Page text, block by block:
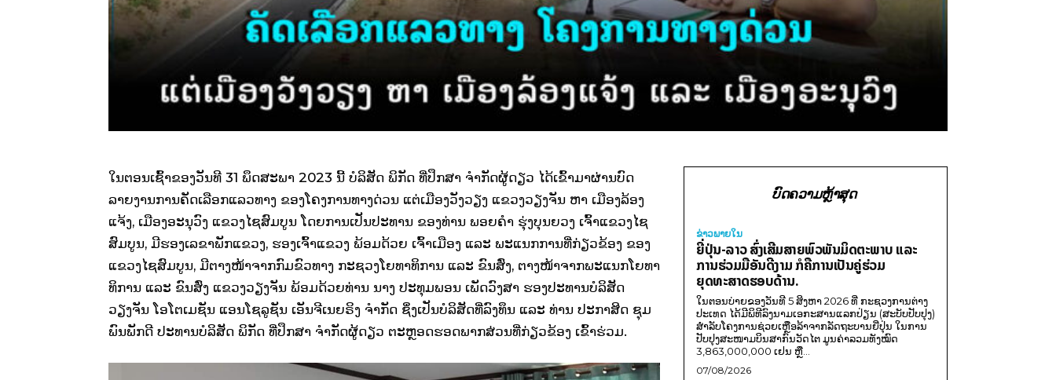
ໃນຕອນເຊົ້າຂອງວັນທີ 31 ພຶດສະພາ 2023 ນີ້ ບໍລິສັດ ພິກັດ ທີ່ປຶກສາ ຈໍາກັດຜູ້ດຽວ ໄດ້ເຂົ້າມາຜ່ານບົດ
ລາຍງານການຄັດເລືອກແລວທາງ ຂອງໂຄງການທາງດ່ວນ ແຕ່ເມືອງວັງວຽງ ແຂວງວຽງຈັນ ຫາ ເມືອງລ້ອງ
ແຈ້ງ, ເມືອງອະນຸວົງ ແຂວງໄຊສົມບູນ ໂດຍການເປັນປະທານ ຂອງທ່ານ ພອຍຄໍາ ຮຸ່ງບຸນຍວງ ເຈົ້າແຂວງໄຊ
ສົມບູນ, ມີຮອງເລຂາພັກແຂວງ, ຮອງເຈົ້າແຂວງ ພ້ອມດ້ວຍ ເຈົ້າເມືອງ ແລະ ພະແນກການທີ່ກ່ຽວຂ້ອງ ຂອງ
ແຂວງໄຊສົມບູນ, ມີຕາງໜ້າຈາກກົມຂົວທາງ ກະຊວງໂຍທາທິການ ແລະ ຂົນສົ່ງ, ຕາງໜ້າຈາກພະແນກໂຍທາ
ທິການ ແລະ ຂົນສົ່ງ ແຂວງວຽງຈັນ ພ້ອມດ້ວຍທ່ານ ນາງ ປະທຸມພອນ ເພັດວົງສາ ຮອງປະທານບໍລິສັດ
ວຽງຈັນ ໂອໂຕເມຊັນ ແອນໂຊລູຊັນ ເອັນຈີເນຍຣິງ ຈໍາກັດ ຊຶ່ງເປັນບໍລິສັດທີ່ລົງທຶນ ແລະ ທ່ານ ປະກາສິດ ຊຸມ
ພົນພັກດີ ປະທານບໍລິສັດ ພິກັດ ທີ່ປຶກສາ ຈໍາກັດຜູ້ດຽວ ຕະຫຼອດຮອດພາກສ່ວນທີ່ກ່ຽວຂ້ອງ ເຂົ້າຮ່ວມ.
ບົດຄວາມຫຼ້າສຸດ
ຂ່າວພາຍ​ໃນ
ຍີ່ປຸ່ນ-ລາວ ສົ່ງເສີມສາຍພົວພັນມິດຕະພາບ ແລະ
ການຮ່ວມມືອັນດີງາມ ກໍຄືການເປັນຄູ່ຮ່ວມ
ຍຸດທະສາດຮອບດ້ານ.
ໃນຕອນບ່າຍຂອງວັນທີ 5 ສິງຫາ 2026 ທີ່ ກະຊວງການຕ່າງ
ປະເທດ ໄດ້ມີພິທີລົງນາມເອກະສານແລກປ່ຽນ (ສະບັບປັບປຸງ)
ສໍາລັບໂຄງການຊ່ວຍເຫຼືອລ້າຈາກລັດຖະບານຍີ່ປຸ່ນ ໃນການ
ປັບປຸງສະໜາມບິນສາກົນວັດໄຕ ມູນຄ່າລວມທັງໝົດ
3,863,000,000 ເຢນ ຫຼື...
07/08/2026